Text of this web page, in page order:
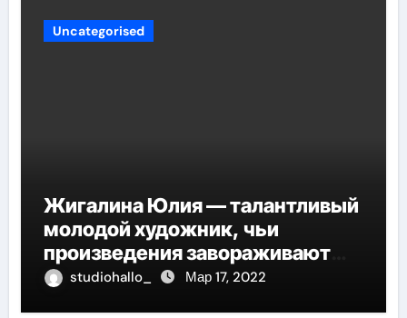
Uncategorised
Жигалина Юлия — талантливый
молодой художник, чьи
произведения завораживают
своей искренностью и
studiohallo_ Мар 17, 2022